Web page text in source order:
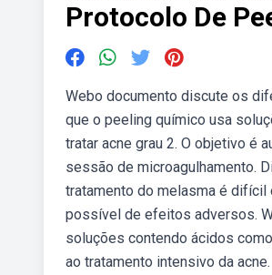
Protocolo De
Webo documento discute os
que o peeling químico usa
tratar acne grau 2. O objetivo é
sessão de microagulhamento.
tratamento do melasma é difícil
possível de efeitos adversos.
soluções contendo ácidos
ao tratamento intensivo da acne.